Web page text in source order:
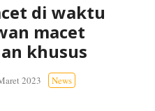
di waktu
macet
khusus
2023 News